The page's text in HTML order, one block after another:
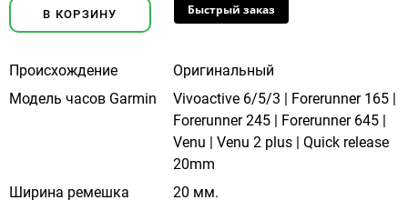
В КОРЗИНУ Быстрый заказ
Происхождение
Оригинальный
Модель часов Garmin
Vivoactive 6/5/3 | Forerunner 165 |
Forerunner 245 | Forerunner 645 |
Venu | Venu 2 plus | Quick release
20mm
Ширина ремешка
20 мм.